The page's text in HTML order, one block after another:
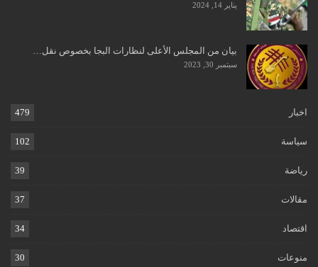
يناير 14, 2024
بيان من المجلس الأعلى لنظارات البجا بخصوص نقل…
سبتمبر 30, 2023
اخبار 479
سياسة 102
رياضة 39
مقالات 37
اقتصاد 34
منوعات 30